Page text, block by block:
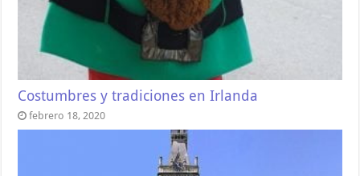
Costumbres y tradiciones en Irlanda
febrero 18, 2020